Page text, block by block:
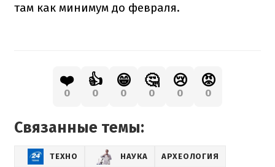
там как минимум до февраля.
❤️
0
👍
0
😁
0
🤔
0
😢
0
😡
0
Связанные темы:
ТЕХНО НАУКА АРХЕОЛОГИЯ